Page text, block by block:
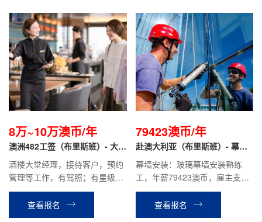
8万~10万澳币/年
澳洲482工签（布里斯班）- 大堂
酒楼大堂经理，接待客户，预约
管理等工作，有驾照；有星级酒
店或连锁餐厅大堂经理工作经
验，形象气质佳；性格开朗，善
于沟通，有上进心，工作主动性
查看报名
79423澳币/年
赴澳大利亚（布里斯班）- 幕墙
幕墙安装：玻璃幕墙安装熟练
工，年薪79423澳币，雇主支付
12%养老保险。
查看报名